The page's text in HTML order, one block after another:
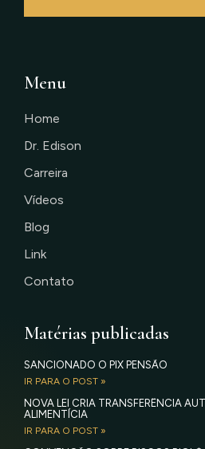
Menu
Home
Dr. Edison
Carreira
Vídeos
Blog
Link
Contato
Matérias publicadas
SANCIONADO O PIX PENSÃO
IR PARA O POST »
NOVA LEI CRIA TRANSFERÊNCIA
ALIMENTÍCIA
IR PARA O POST »